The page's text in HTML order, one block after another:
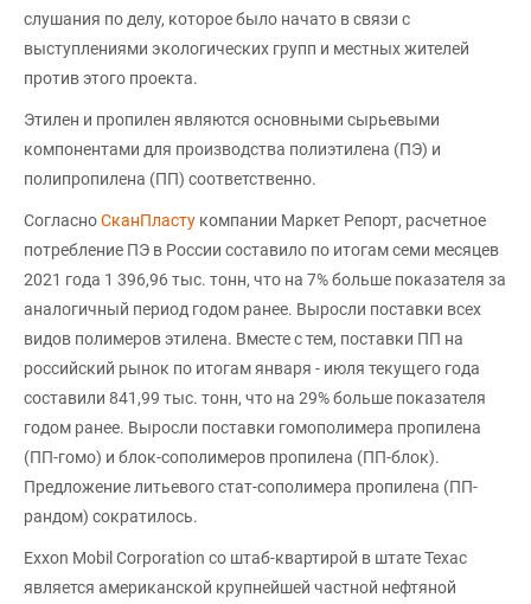
слушания по делу, которое было начато в связи с
выступлениями экологических групп и местных жителей
против этого проекта.
Этилен и пропилен являются основными сырьевыми
компонентами для производства полиэтилена (ПЭ) и
полипропилена (ПП) соответственно.
СогласноСканПласту компании Маркет Репорт, расчетное
потребление ПЭ в России составило по итогам семи месяцев
2021 года 1 396,96 тыс. тонн, что на 7% больше показателя за
аналогичный период годом ранее. Выросли поставки всех
видов полимеров этилена. Вместе с тем, поставки ПП на
российский рынок по итогам января - июля текущего года
составили 841,99 тыс. тонн, что на 29% больше показателя
годом ранее. Выросли поставки гомополимера пропилена
(ПП-гомо) и блок-сополимеров пропилена (ПП-блок).
Предложение литьевого стат-сополимера пропилена (ПП-
рандом) сократилось.
Exxon Mobil Corporation со штаб-квартирой в штате Техас
является американской крупнейшей частной нефтяной